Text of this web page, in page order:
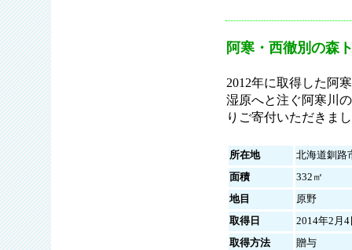
阿寒・西徹別の森
2012年に取得した阿
湿原へと注ぐ阿寒川
りご寄付いただきま
所在地
北海道釧路
面積
332㎡
地目
原野
取得日
2014年2月4
取得方法
贈与